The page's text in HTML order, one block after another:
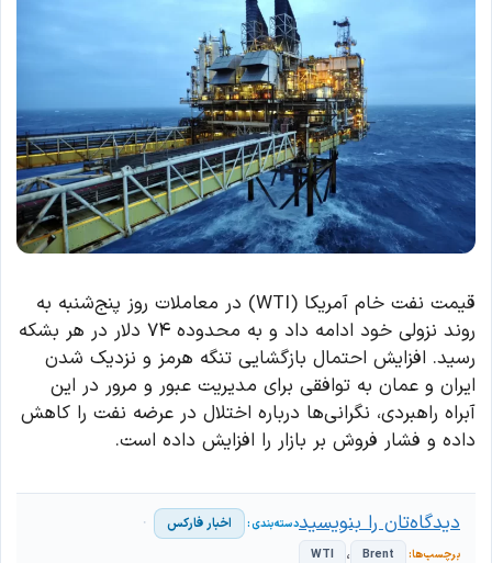
قیمت نفت خام آمریکا (WTI) در معاملات روز پنج‌شنبه به
روند نزولی خود ادامه داد و به محدوده ۷۴ دلار در هر بشکه
رسید. افزایش احتمال بازگشایی تنگه هرمز و نزدیک شدن
ایران و عمان به توافقی برای مدیریت عبور و مرور در این
آبراه راهبردی، نگرانی‌ها درباره اختلال در عرضه نفت را کاهش
داده و فشار فروش بر بازار را افزایش داده است.
اخبار فارکس
Brent ، WTI
دیدگاه‌تان را بنویسید